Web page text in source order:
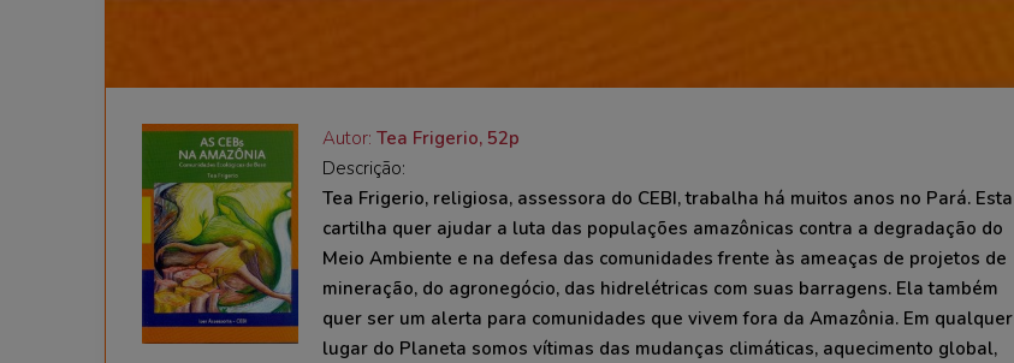
Autor: Tea Frigerio, 52p
Descrição:
Tea Frigerio, religiosa, assessora do CEBI, trabalha há muitos anos no Pará. Esta
cartilha quer ajudar a luta das populações amazônicas contra a degradação do
Meio Ambiente e na defesa das comunidades frente às ameaças de projetos de
mineração, do agronegócio, das hidrelétricas com suas barragens. Ela também
quer ser um alerta para comunidades que vivem fora da Amazônia. Em qualquer
lugar do Planeta somos vítimas das mudanças climáticas, aquecimento global,